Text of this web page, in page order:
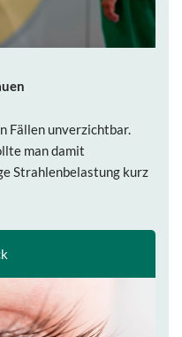
Fällen unverzichtbar.
man damit
Strahlenbelastung kurz